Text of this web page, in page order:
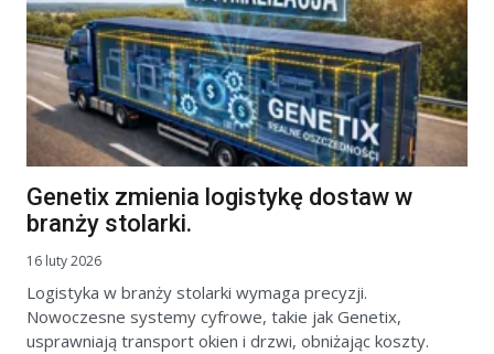
Genetix zmienia logistykę dostaw w
branży stolarki.
16 luty 2026
Logistyka w branży stolarki wymaga precyzji.
Nowoczesne systemy cyfrowe, takie jak Genetix,
usprawniają transport okien i drzwi, obniżając koszty.